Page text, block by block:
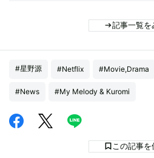
記事一覧を
#星野源 #Netflix #Movie,Drama
#News #My Melody & Kuromi
この記事を